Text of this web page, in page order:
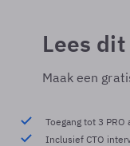
Lees
Maak een
Toegang tot 3
Inclusief CTO